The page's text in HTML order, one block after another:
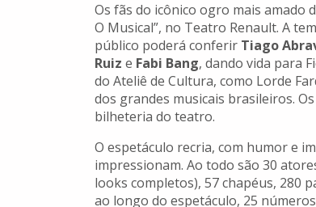
Os fãs do icônico ogro mais amado
O Musical”, no Teatro Renault. A
público poderá conferir Tiago
Ruiz e Fabi Bang, dando vida para
do Ateliê de Cultura, como Lorde
dos grandes musicais brasileiros.
bilheteria do teatro.
O espetáculo recria, com humor e
impressionam. Ao todo são 30
looks completos), 57 chapéus, 280
ao longo do espetáculo, 25